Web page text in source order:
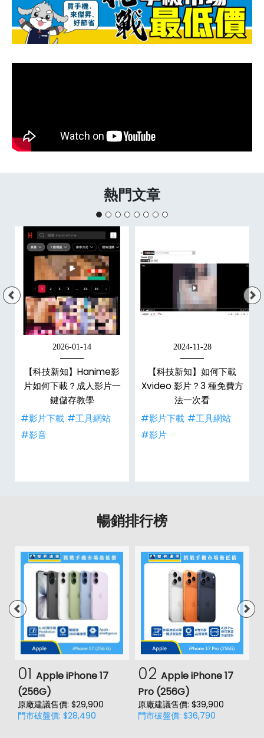
熱門文章
2026-01-14
【科技新知】Hanime影
片如何下載？成人影片一
鍵儲存教學
#影片下載 #工具網站
#影音
2024-11-28
【科技新知】如何下載
Xvideo 影片？3 種免費方
法一次看
#影片下載 #工具網站
#影片
暢銷排行榜
01 Apple iPhone 17
(256G)
原廠建議售價: $29,900
門市破盤價: $28,490
02 Apple iPhone 17
Pro (256G)
原廠建議售價: $39,900
門市破盤價: $36,790